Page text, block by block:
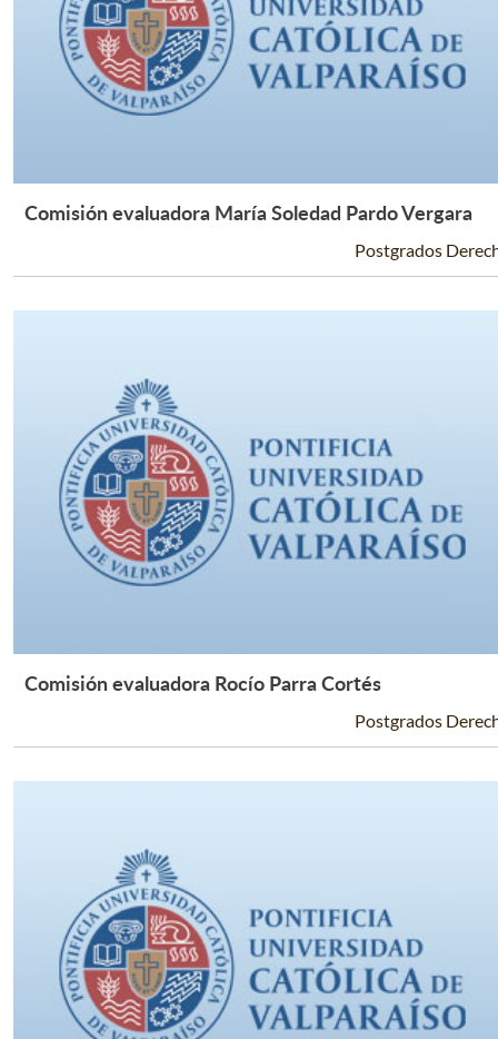
Leer Más +
Comisión evaluadora María Soledad Pardo Vergara
Postgrados
Leer Más +
Comisión evaluadora Rocío Parra Cortés
Postgrados